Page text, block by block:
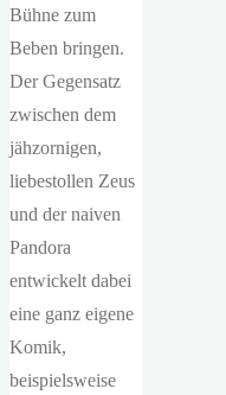
Bühne zum
Beben bringen.
Der Gegensatz
zwischen dem
jähzornigen,
liebestollen Zeus
und der naiven
Pandora
entwickelt dabei
eine ganz eigene
Komik,
beispielsweise